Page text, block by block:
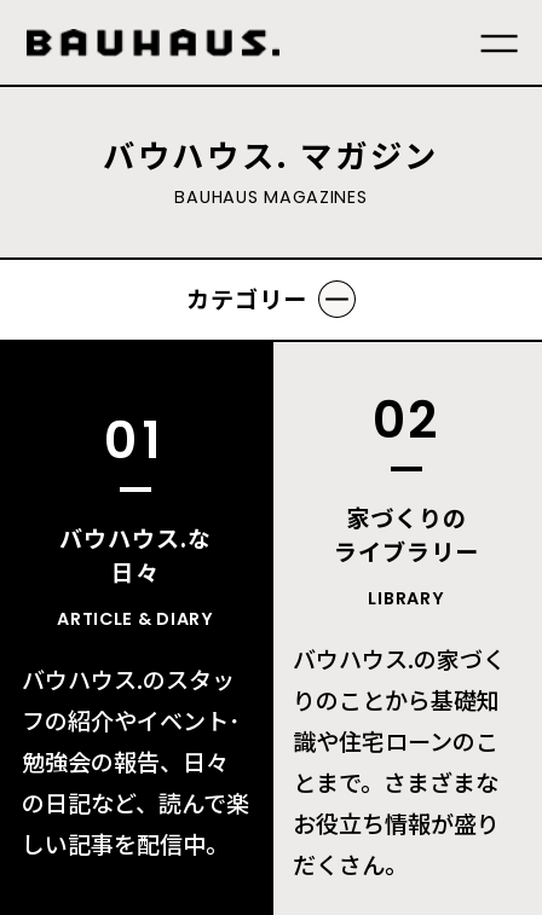
バウハウス. マガジン
BAUHAUS MAGAZINES
カテゴリー
01
ARTICLE & DIARY
バウハウス.な
日々
バウハウス.のスタッ
フの紹介やイベント･
勉強会の報告、日々
の日記など、読んで楽
しい記事を配信中。
02
LIBRARY
家づくりの
ライブラリー
バウハウス.の家づく
りのことから基礎知
識や住宅ローンのこ
とまで。さまざまな
お役立ち情報が盛り
だくさん。